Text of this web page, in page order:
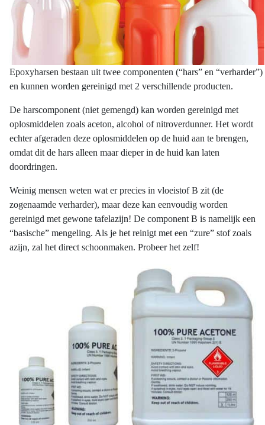
Epoxyharsen bestaan uit twee componenten (“hars” en “verharder”)
en kunnen worden gereinigd met 2 verschillende producten.
De harscomponent (niet gemengd) kan worden gereinigd met
oplosmiddelen zoals aceton, alcohol of nitroverdunner. Het wordt
echter afgeraden deze oplosmiddelen op de huid aan te brengen,
omdat dit de hars alleen maar dieper in de huid kan laten
doordringen.
Weinig mensen weten wat er precies in vloeistof B zit (de
zogenaamde verharder), maar deze kan eenvoudig worden
gereinigd met gewone tafelazijn! De component B is namelijk een
“basische” mengeling. Als je het reinigt met een “zure” stof zoals
azijn, zal het direct schoonmaken. Probeer het zelf!